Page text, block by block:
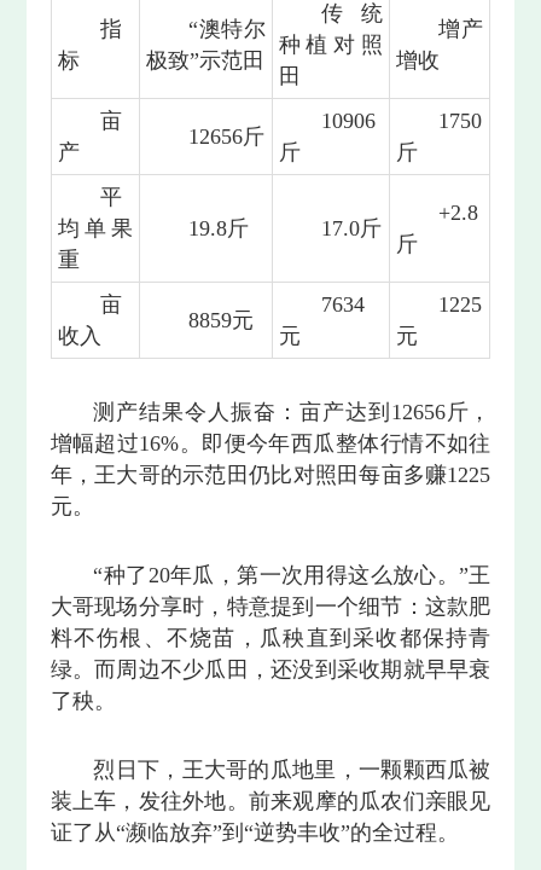
指
标
“澳特尔
极致”示范田
传统
种植对照
田
增产
增收
亩
产
12656斤
10906
斤
1750
斤
平
均单果
重
19.8斤 17.0斤
+2.8
斤
亩
收入
8859元
7634
元
1225
元
测产结果令人振奋：亩产达到12656斤，
增幅超过16%。即便今年西瓜整体行情不如往
年，王大哥的示范田仍比对照田每亩多赚1225
元。
“种了20年瓜，第一次用得这么放心。”王
大哥现场分享时，特意提到一个细节：这款肥
料不伤根、不烧苗，瓜秧直到采收都保持青
绿。而周边不少瓜田，还没到采收期就早早衰
了秧。
烈日下，王大哥的瓜地里，一颗颗西瓜被
装上车，发往外地。前来观摩的瓜农们亲眼见
证了从“濒临放弃”到“逆势丰收”的全过程。